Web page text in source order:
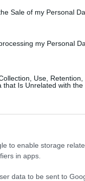
Sale of my Personal
my Personal
Use,
that Is Unrelated with
to enable storage
in apps.
data to be sent to